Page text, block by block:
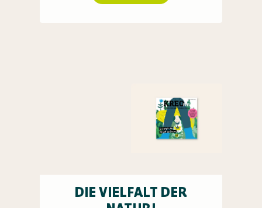
DIE VIELFALT DER